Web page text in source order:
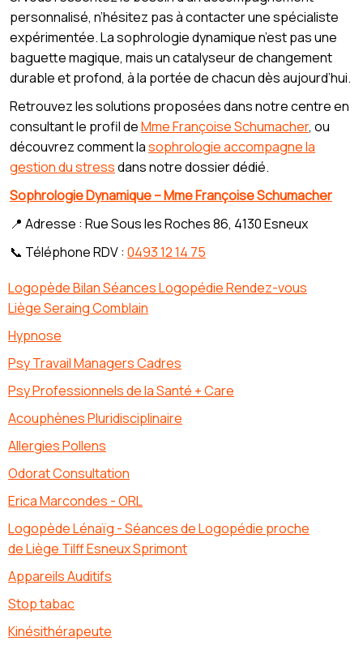
personnalisé, n’hésitez pas à contacter une spécialiste
expérimentée. La sophrologie dynamique n’est pas une
baguette magique, mais un catalyseur de changement
durable et profond, à la portée de chacun dès aujourd’hui.
Retrouvez les solutions proposées dans notre centre en
consultant le profil deMme Françoise Schumacher, ou
découvrez comment lasophrologie accompagne la
gestion du stressdans notre dossier dédié.
Sophrologie Dynamique – Mme Françoise Schumacher
📍 Adresse : Rue Sous les Roches 86, 4130 Esneux
📞 Téléphone RDV : 0493 12 14 75
Logopède Bilan Séances Logopédie Rendez-vous
Liège Seraing Comblain
Hypnose
Psy Travail Managers Cadres
Psy Professionnels de la Santé + Care
Acouphènes Pluridisciplinaire
Allergies Pollens
Odorat Consultation
Erica Marcondes - ORL
Logopède Lénaïg - Séances de Logopédie proche
de Liège Tilff Esneux Sprimont
Appareils Auditifs
Stop tabac
Kinésithérapeute